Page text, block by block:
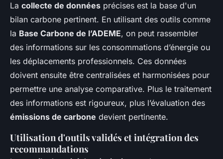
La collecte de données précises est la base d'un
bilan carbone pertinent. En utilisant des outils comme
la Base Carbone de l’ADEME, on peut rassembler
des informations sur les consommations d’énergie ou
les déplacements professionnels. Ces données
doivent ensuite être centralisées et harmonisées pour
permettre une analyse comparative. Plus le traitement
des informations est rigoureux, plus l’évaluation des
émissions de carbone devient pertinente.
Utilisation d'outils validés et intégration des
recommandations